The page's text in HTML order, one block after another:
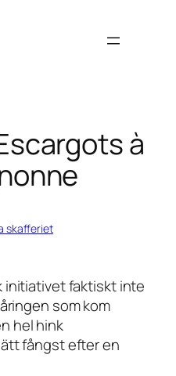
à
skafferiet
initiativet faktiskt inte
som kom
hel hink
fångst efter en